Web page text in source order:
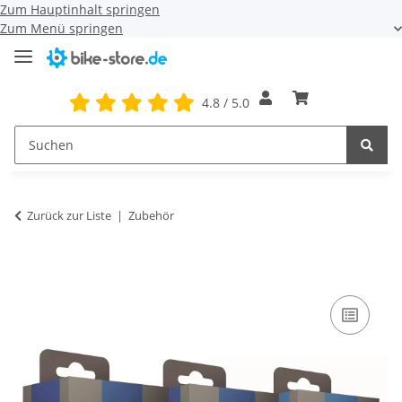
Zum Hauptinhalt springen
Zum Menü springen
4.8 / 5.0
Zurück zur Liste Zubehör